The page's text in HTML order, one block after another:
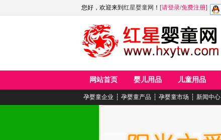
您好，欢迎来到 红星婴童网 ！ [请登录/免费注册]
网站首页 婴儿用品 儿童用品
孕婴童企业 ┆ 孕婴童产品 ┆ 孕婴童市场 ┆ 新闻中心